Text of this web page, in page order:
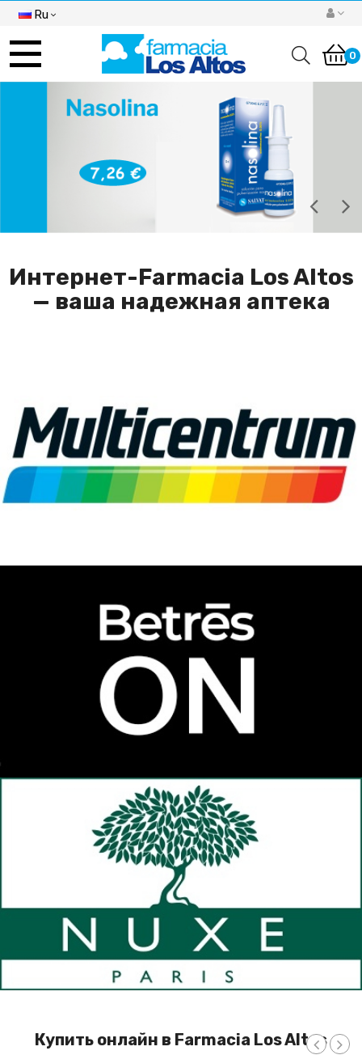
Ru
Toggle
navigation 0
Интернет-Farmacia Los Altos
— ваша надежная аптека
Купить онлайн в Farmacia Los Altos